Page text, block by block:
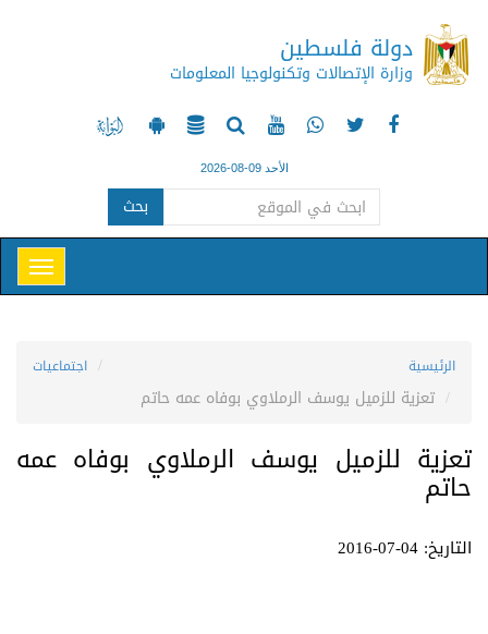
دولة فلسطين
وزارة الإتصالات وتكنولوجيا المعلومات
الأحد 09-08-2026
بحث
الرئيسية اجتماعيات
تعزية للزميل يوسف الرملاوي بوفاه عمه حاتم
تعزية للزميل يوسف الرملاوي بوفاه عمه
حاتم
التاريخ: 04-07-2016